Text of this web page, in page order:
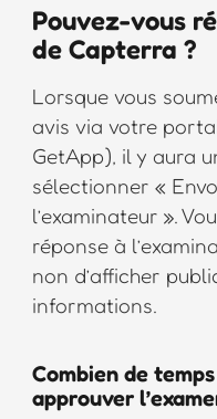
Pouvez-vous
de Capterra ?
Lorsque vous
avis via votre
GetApp), il y aura
sélectionner «
l’examinateur ».
réponse à
non d’afficher
informations.
Combien de
approuver